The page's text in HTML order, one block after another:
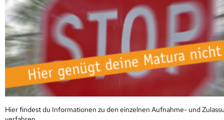
Hier findest du Informationen zu den einzelnen Aufnahme- und